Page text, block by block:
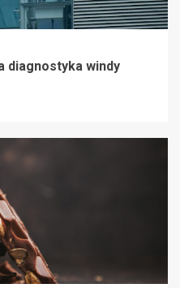
diagnostyka windy